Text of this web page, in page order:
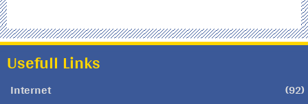
Usefull Links
Internet
(92)